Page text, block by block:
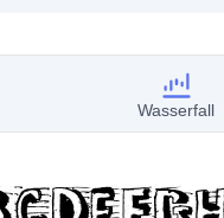
Wasserfall